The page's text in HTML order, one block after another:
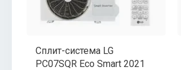
Сплит-система LG
PC07SQR Eco Smart 2021